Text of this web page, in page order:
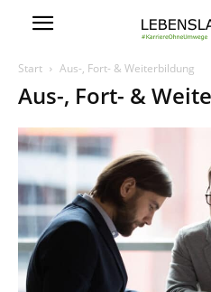
Start Aus-, Fort- & Weiterbildung
Aus-, Fort- &